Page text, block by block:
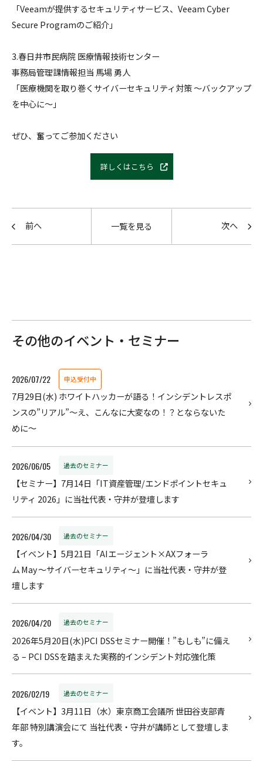
「Veeamが提供するセキュリティサービス、Veeam Cyber
Secure Programのご紹介」
3.春日井市民病院 医療情報技術センター
事務局管理課情報担当 馬場 勇人
「医療機関を取り巻くサイバーセキュリティ対策 ～バックアップ
を中心に～」
ぜひ、奮ってご参加ください
詳しくはこちら
前へ 一覧を見る 次へ
その他のイベント・セミナー
2026/07/22 申込受付中
7月29日(水) ホワイトハッカーが語る！インシデントレスポ
ンスの”リアル”〜え、こんなに大変なの！？とならないた
めに～
2026/06/05 過去のセミナー
【セミナー】7月14日「IT資産管理/エンドポイントセキュ
リティ 2026」に当社代表・守井が登壇します
2026/04/30 過去のセミナー
【イベント】5月21日「AIエージェント×AXフォーラ
ム May ～サイバーセキュリティ～」に当社代表・守井が登
壇します
2026/04/20 過去のセミナー
2026年5月20日(水)PCI DSSセミナー開催！”もしも”に備え
る – PCI DSSを踏まえた実務的インシデント対応強化策
2026/02/19 過去のセミナー
【イベント】3月11日（水）東京商工会議所 世田谷支部青
年部 特別講演会にて 当社代表・守井が講師として登壇しま
す。